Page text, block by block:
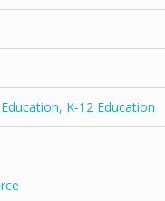
K-12 Education